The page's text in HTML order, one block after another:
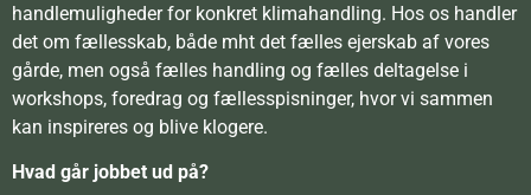
handlemuligheder for konkret klimahandling. Hos os handler
det om fællesskab, både mht det fælles ejerskab af vores
gårde, men også fælles handling og fælles deltagelse i
workshops, foredrag og fællesspisninger, hvor vi sammen
kan inspireres og blive klogere.
Hvad går jobbet ud på?